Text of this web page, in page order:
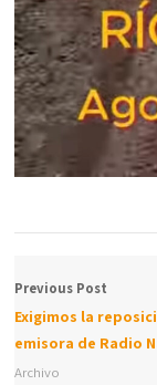
Previous Post
Exigimos la
emisora de Radio
Archivo